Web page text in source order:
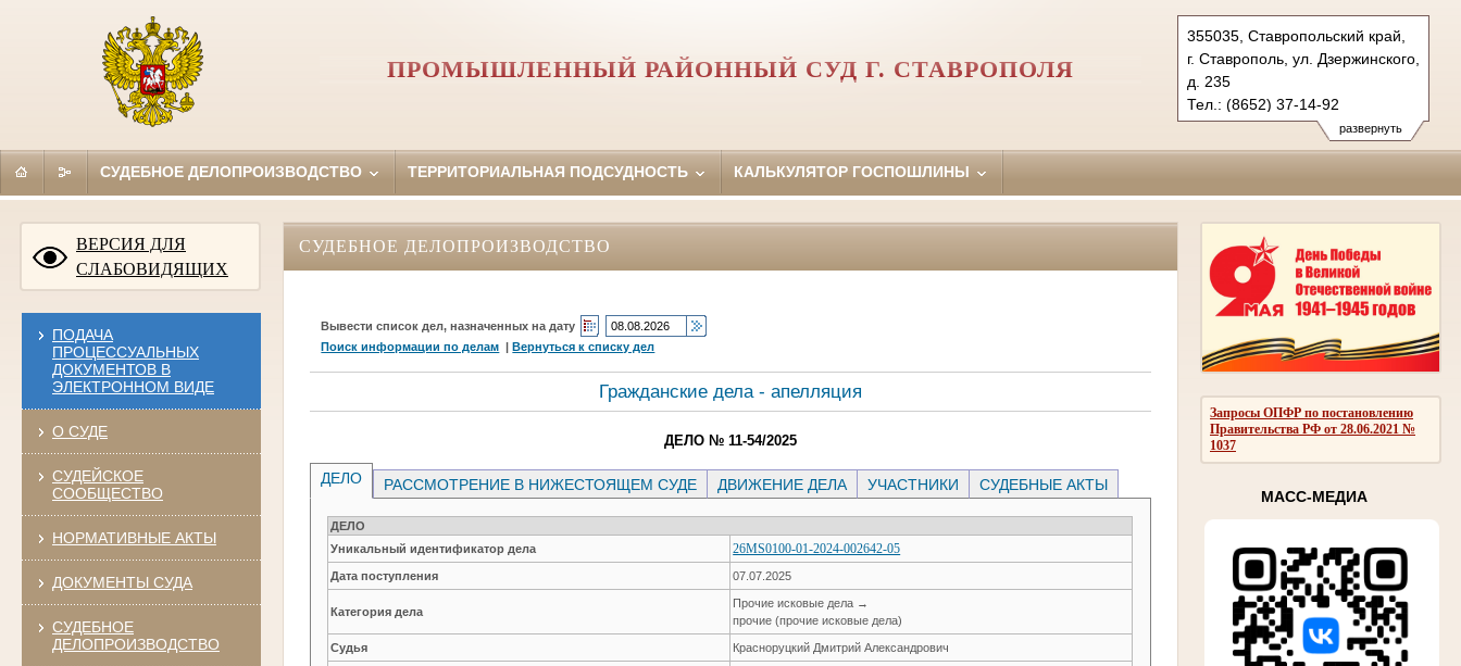
развернуть
355035, Ставропольский край,
г. Ставрополь, ул. Дзержинского,
д. 235
Тел.: (8652) 37-14-92
promyshleny.stv@sudrf.ru
ПРОМЫШЛЕННЫЙ РАЙОННЫЙ СУД Г. СТАВРОПОЛЯ
СУДЕБНОЕ ДЕЛОПРОИЗВОДСТВО ТЕРРИТОРИАЛЬНАЯ ПОДСУДНОСТЬ КАЛЬКУЛЯТОР ГОСПОШЛИНЫ
ВЕРСИЯ ДЛЯ
СЛАБОВИДЯЩИХ
ПОДАЧА
ПРОЦЕССУАЛЬНЫХ
ДОКУМЕНТОВ В
ЭЛЕКТРОННОМ ВИДЕ
О СУДЕ
СУДЕЙСКОЕ
СООБЩЕСТВО
НОРМАТИВНЫЕ АКТЫ
ДОКУМЕНТЫ СУДА
СУДЕБНОЕ
ДЕЛОПРОИЗВОДСТВО
Запросы ОПФР по постановлению
Правительства РФ от 28.06.2021 №
1037
МАСС-МЕДИА
СУДЕБНОЕ ДЕЛОПРОИЗВОДСТВО
Вывести список дел, назначенных на дату
Поиск информации по делам |Вернуться к списку дел
Гражданские дела - апелляция
ДЕЛО № 11-54/2025
ДЕЛО РАССМОТРЕНИЕ В НИЖЕСТОЯЩЕМ СУДЕ ДВИЖЕНИЕ ДЕЛА УЧАСТНИКИ СУДЕБНЫЕ АКТЫ
ДЕЛО
Уникальный идентификатор дела
26MS0100-01-2024-002642-05
Дата поступления 07.07.2025
Категория дела
Прочие исковые дела →
прочие (прочие исковые дела)
Судья Красноруцкий Дмитрий Александрович